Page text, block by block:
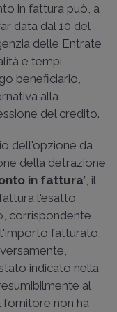
in fattura può, a
data dal 10 del
delle Entrate
e tempi
beneficiario,
alla
del credito.
dell'opzione da
della detrazione
in fattura”, il
l'esatto
corrispondente
fatturato,
indicato nella
al
fornitore non ha